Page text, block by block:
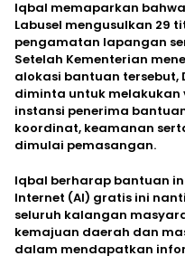
Iqbal memaparkan
Labusel mengusulkan 29
pengamatan lapangan
Setelah Kementerian
alokasi bantuan tersebut,
diminta untuk
instansi penerima
koordinat, keamanan
dimulai pemasangan.
Iqbal berharap bantuan
Internet (Al) gratis ini
seluruh kalangan
kemajuan daerah dan
dalam mendapatkan